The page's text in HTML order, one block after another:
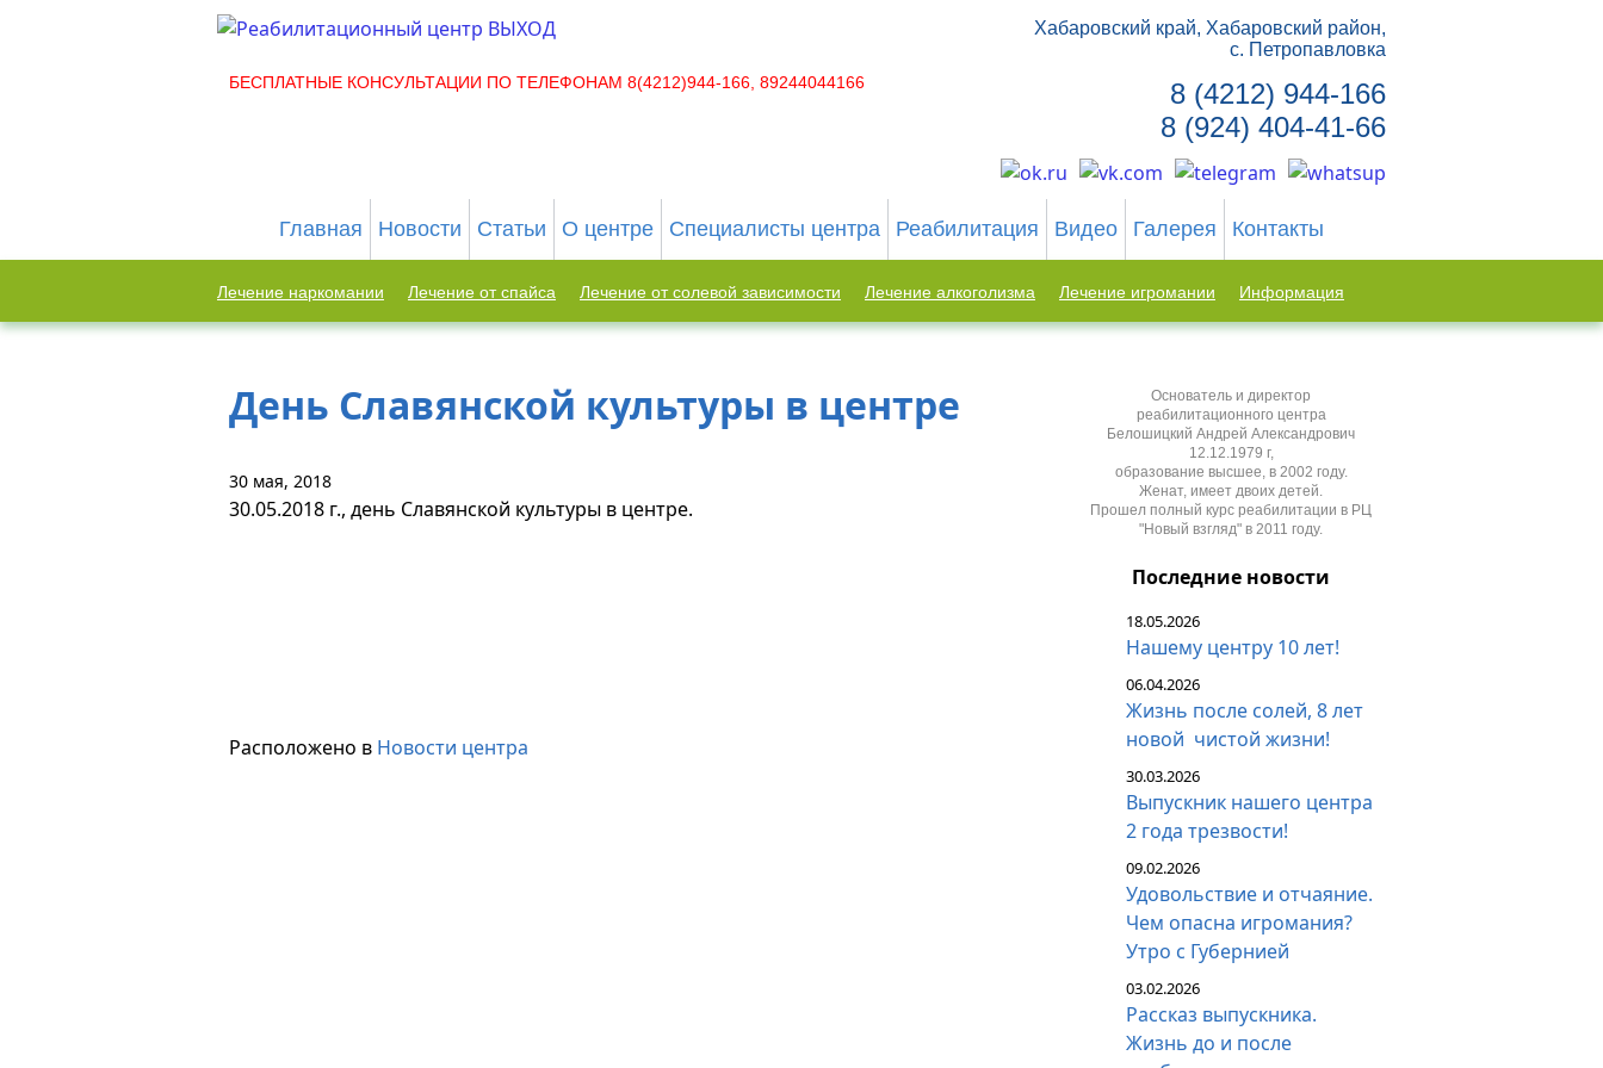
БЕСПЛАТНЫЕ КОНСУЛЬТАЦИИ ПО ТЕЛЕФОНАМ 8(4212)944-166, 89244044166
Хабаровский край, Хабаровский район,
с. Петропавловка
8 (4212) 944-166
8 (924) 404-41-66
Главная Новости Статьи О центре Специалисты центра Реабилитация Видео Галерея Контакты
Лечение наркомании Лечение от спайса Лечение от солевой зависимости Лечение алкоголизма Лечение игромании Информация
День Славянской культуры в центре
30 мая, 2018
30.05.2018 г., день Славянской культуры в центре.
Расположено в Новости центра
Основатель и директор
реабилитационного центра
Белошицкий Андрей Александрович
12.12.1979 г,
образование высшее, в 2002 году.
Женат, имеет двоих детей.
Прошел полный курс реабилитации в РЦ
"Новый взгляд" в 2011 году.
Последние новости
Нашему центру 10 лет!
18.05.2026
Жизнь после солей, 8 лет
новой чистой жизни!
06.04.2026
Выпускник нашего центра
2 года трезвости!
30.03.2026
Удовольствие и отчаяние.
Чем опасна игромания?
Утро с Губернией
09.02.2026
Рассказ выпускника.
Жизнь до и после
03.02.2026